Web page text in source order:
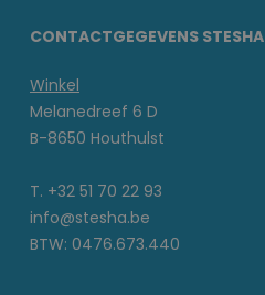
CONTACTGEGEVENS STESHA
Winkel
Melanedreef 6 D
B-8650 Houthulst
T. +32 51 70 22 93
info@stesha.be
BTW: 0476.673.440